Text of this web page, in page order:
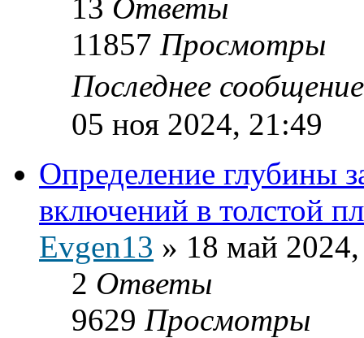
13 Ответы
11857 Просмотры
Последнее
05 ноя 2024, 21:49
Определение глубины
включений в толстой
Evgen13 » 18 май
2 Ответы
9629 Просмотры